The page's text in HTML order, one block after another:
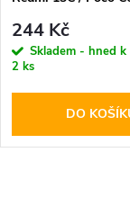
244 Kč
Skladem - hned k
2 ks
DO